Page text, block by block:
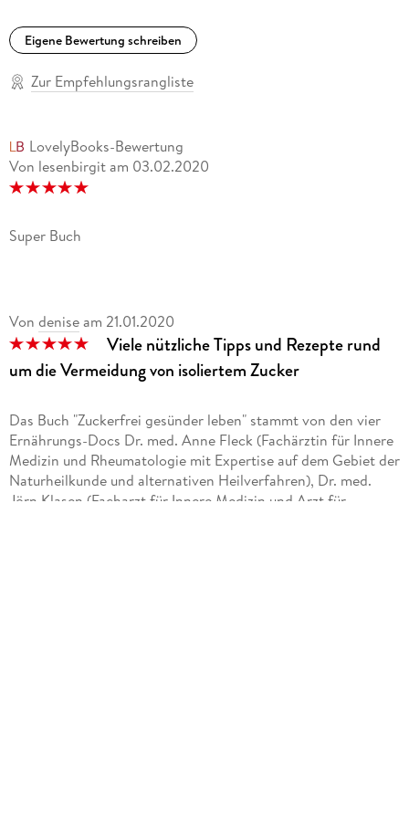
Diabetes und Ernährung in Kiel. Als ehemalige
Leistungssportlerin und Trainerin interessierte sie sich schon
am Herzen, eine gesunde und gesunderhaltende
NDR.
Eigene Bewertung schreiben
Zur Empfehlungsrangliste
LovelyBooks-Bewertung
Von lesenbirgit am 03.02.2020
Super Buch
Von denise am 21.01.2020
Viele nützliche Tipps und Rezepte rund
um die Vermeidung von isoliertem Zucker
Das Buch "Zuckerfrei gesünder leben" stammt von den vier
Ernährungs-Docs Dr. med. Anne Fleck (Fachärztin für Innere
Medizin und Rheumatologie mit Expertise auf dem Gebiet der
Naturheilkunde und alternativen Heilverfahren), Dr. med.
Jörn Klasen (Facharzt für Innere Medizin und Arzt für